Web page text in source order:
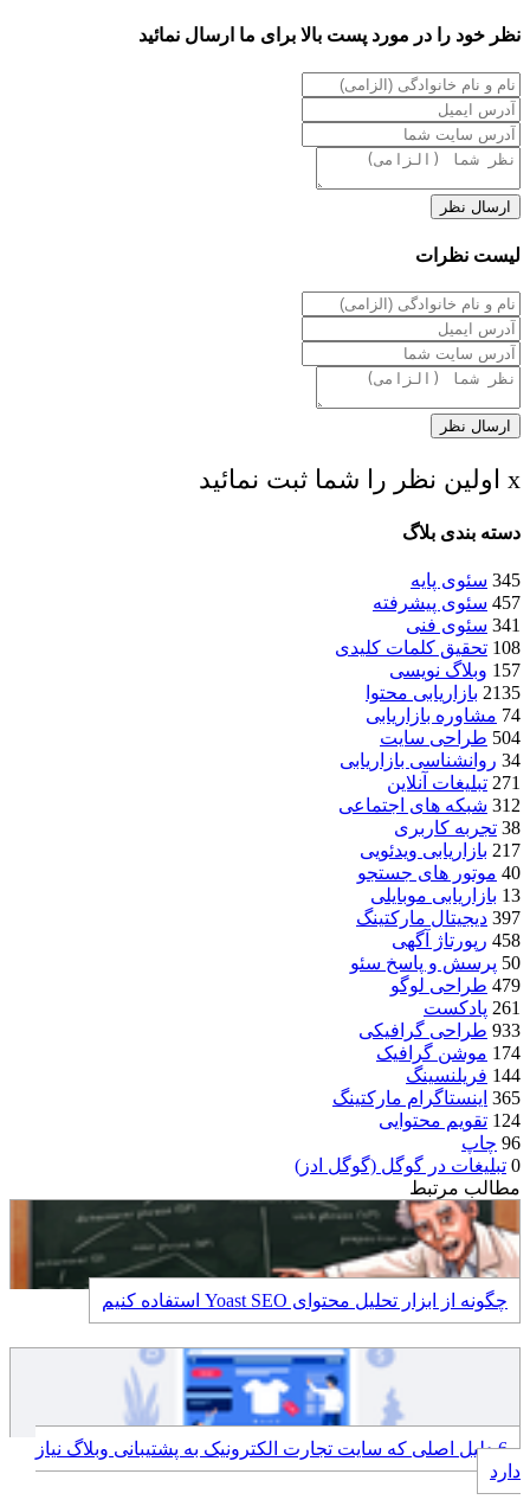
نظر خود را در مورد پست بالا برای ما ارسال نمائید
ارسال نظر
لیست نظرات
ارسال نظر
x اولین نظر را شما ثبت نمائید
دسته بندی بلاگ
345 سئوی پایه
457 سئوی پیشرفته
341 سئوی فنی
108 تحقیق کلمات کلیدی
157 وبلاگ نویسی
2135 بازاریابی محتوا
74 مشاوره بازاریابی
504 طراحی سایت
34 روانشناسی بازاریابی
271 تبلیغات آنلاین
312 شبکه های اجتماعی
38 تجربه کاربری
217 بازاریابی ویدئویی
40 موتور های جستجو
13 بازاریابی موبایلی
397 دیجیتال مارکتینگ
458 رپورتاژ آگهی
50 پرسش و پاسخ سئو
479 طراحی لوگو
261 پادکست
933 طراحی گرافیکی
174 موشن گرافیک
144 فریلنسینگ
365 اینستاگرام مارکتینگ
124 تقویم محتوایی
96 چاپ
0 تبلیغات در گوگل (گوگل ادز)
مطالب مرتبط
چگونه از ابزار تحلیل محتوای Yoast SEO استفاده کنیم
6 دلیل اصلی که سایت تجارت الکترونیک به پشتیبانی وبلاگ نیاز
دارد